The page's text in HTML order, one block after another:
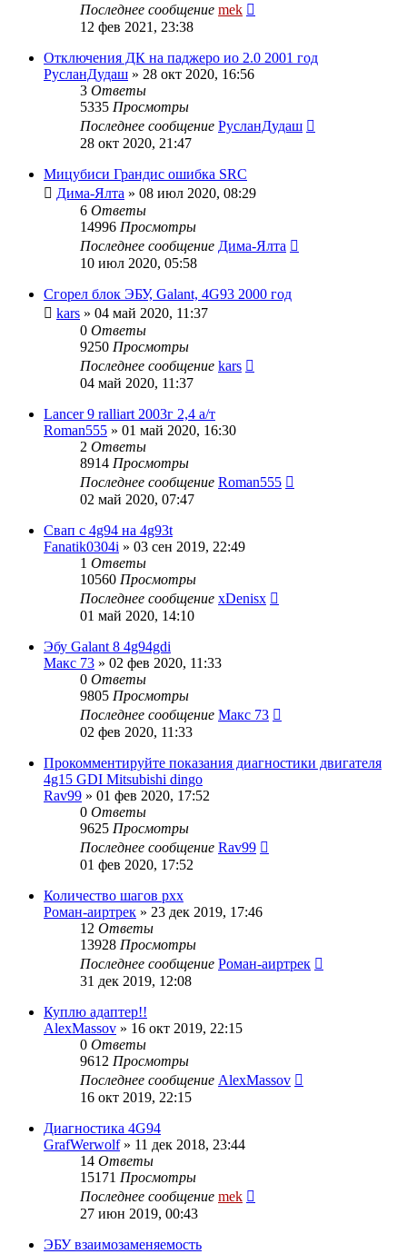
Последнее сообщение mek
12 фев 2021, 23:38
Отключения ДК на паджеро ио 2.0 2001 год
РусланДудаш » 28 окт 2020, 16:56
3 Ответы
5335 Просмотры
Последнее сообщение РусланДудаш
28 окт 2020, 21:47
Мицубиси Грандис ошибка SRC
Дима-Ялта » 08 июл 2020, 08:29
6 Ответы
14996 Просмотры
Последнее сообщение Дима-Ялта
10 июл 2020, 05:58
Сгорел блок ЭБУ, Galant, 4G93 2000 год
kars » 04 май 2020, 11:37
0 Ответы
9250 Просмотры
Последнее сообщение kars
04 май 2020, 11:37
Lancer 9 ralliart 2003г 2,4 а/т
Roman555 » 01 май 2020, 16:30
2 Ответы
8914 Просмотры
Последнее сообщение Roman555
02 май 2020, 07:47
Свап с 4g94 на 4g93t
Fanatik0304i » 03 сен 2019, 22:49
1 Ответы
10560 Просмотры
Последнее сообщение xDenisx
01 май 2020, 14:10
Эбу Galant 8 4g94gdi
Макс 73 » 02 фев 2020, 11:33
0 Ответы
9805 Просмотры
Последнее сообщение Макс 73
02 фев 2020, 11:33
Прокомментируйте показания диагностики двигателя
4g15 GDI Mitsubishi dingo
Rav99 » 01 фев 2020, 17:52
0 Ответы
9625 Просмотры
Последнее сообщение Rav99
01 фев 2020, 17:52
Количество шагов рхх
Роман-аиртрек » 23 дек 2019, 17:46
12 Ответы
13928 Просмотры
Последнее сообщение Роман-аиртрек
31 дек 2019, 12:08
Куплю адаптер!!
AlexMassov » 16 окт 2019, 22:15
0 Ответы
9612 Просмотры
Последнее сообщение AlexMassov
16 окт 2019, 22:15
Диагностика 4G94
GrafWerwolf» 11 дек 2018, 23:44
14 Ответы
15171 Просмотры
Последнее сообщение mek
27 июн 2019, 00:43
ЭБУ взаимозаменяемость